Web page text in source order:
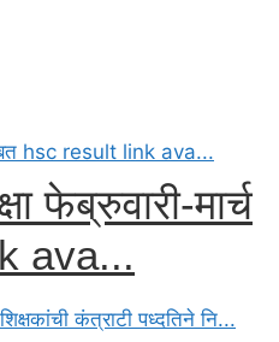
फेब्रुवारी-मार्च
ava...